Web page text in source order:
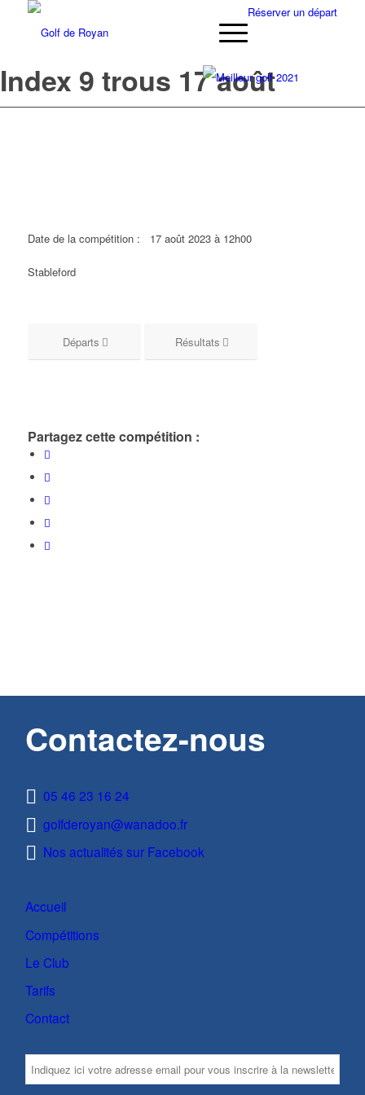
Réserver un départ
Index 9 trous 17 août
Date de la compétition : 17 août 2023 à 12h00
Stableford
Départs Résultats
Partagez cette compétition :
Contactez-nous
05 46 23 16 24
golfderoyan@wanadoo.fr
Nos actualités sur Facebook
Accueil
Compétitions
Le Club
Tarifs
Contact